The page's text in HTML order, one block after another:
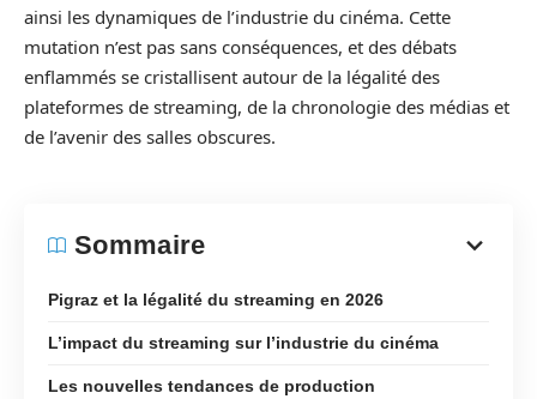
ainsi les dynamiques de l’industrie du cinéma. Cette
mutation n’est pas sans conséquences, et des débats
enflammés se cristallisent autour de la légalité des
plateformes de streaming, de la chronologie des médias et
de l’avenir des salles obscures.
Sommaire
Pigraz et la légalité du streaming en 2026
L’impact du streaming sur l’industrie du cinéma
Les nouvelles tendances de production